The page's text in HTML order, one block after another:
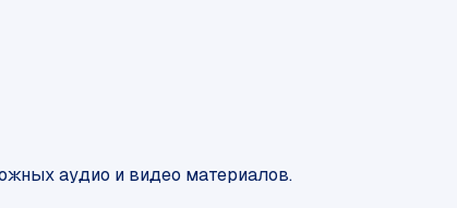
аудио и видео материалов.